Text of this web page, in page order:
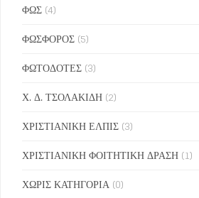
ΦΩΣ (4)
ΦΩΣΦΟΡΟΣ (5)
ΦΩΤΟΔΟΤΕΣ (3)
Χ. Δ. ΤΣΟΛΑΚΙΔΗ (2)
ΧΡΙΣΤΙΑΝΙΚΗ ΕΛΠΙΣ (3)
ΧΡΙΣΤΙΑΝΙΚΗ ΦΟΙΤΗΤΙΚΗ ΔΡΑΣΗ (1)
ΧΩΡΙΣ ΚΑΤΗΓΟΡΙΑ (0)